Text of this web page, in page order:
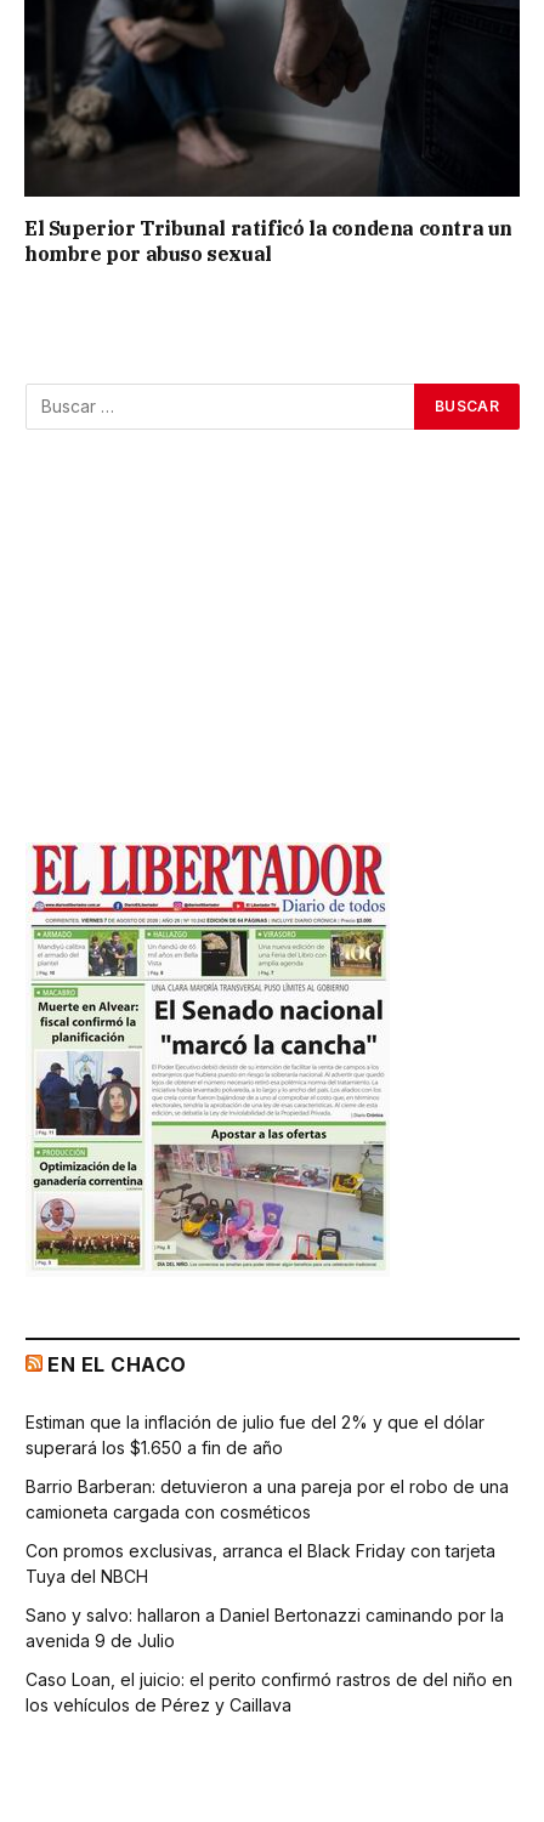
El Superior Tribunal ratificó la condena contra un
hombre por abuso sexual
EN EL CHACO
Estiman que la inflación de julio fue del 2% y que el dólar
superará los $1.650 a fin de año
Barrio Barberan: detuvieron a una pareja por el robo de una
camioneta cargada con cosméticos
Con promos exclusivas, arranca el Black Friday con tarjeta
Tuya del NBCH
Sano y salvo: hallaron a Daniel Bertonazzi caminando por la
avenida 9 de Julio
Caso Loan, el juicio: el perito confirmó rastros de del niño en
los vehículos de Pérez y Caillava